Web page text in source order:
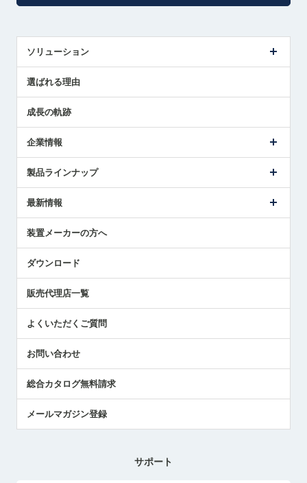
ソリューション
解決策提案
選ばれる理由
成長の軌跡
企業情報
ごあいさつ
受賞履歴
採用情報
国/地域/言語
製品ラインナップ
ツールセッタ製品
エアマイクロセンサ製品
最新情報
メトロールの技術
社員ブログ
中小企業のBCP地震対策
センサのテクニカルガイド
社長ブログ
装置メーカーの方へ
ダウンロード
販売代理店一覧
よくいただくご質問
お問い合わせ
総合カタログ無料請求
メールマガジン登録
サポート